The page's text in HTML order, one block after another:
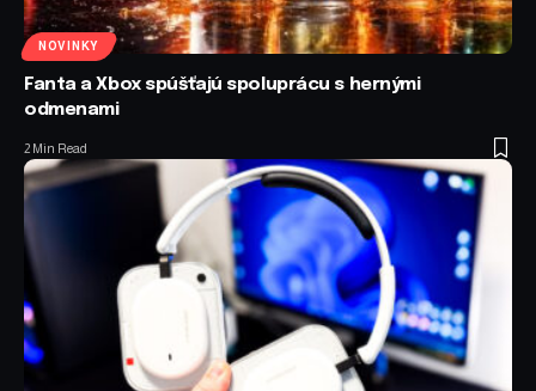
NOVINKY
Fanta a Xbox spúšťajú spoluprácu s hernými
odmenami
2 Min Read